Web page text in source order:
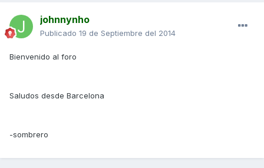
johnnynho
Publicado 19 de Septiembre del 2014
Bienvenido al foro
Saludos desde Barcelona
-sombrero